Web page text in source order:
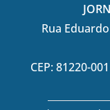
Rua
CEP: 81220-